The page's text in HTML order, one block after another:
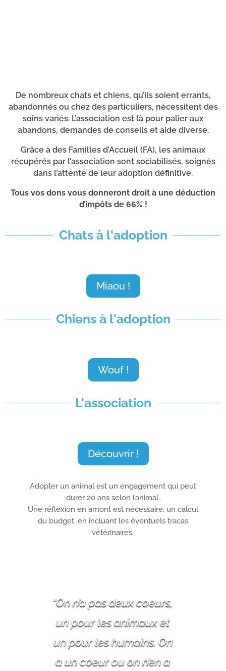
De nombreux chats et chiens, qu’ils soient errants,
abandonnés ou chez des particuliers, nécessitent des
soins variés. L’association est là pour palier aux
abandons, demandes de conseils et aide diverse.
Grâce à des Familles d’Accueil (FA), les animaux
récupérés par l’association sont sociabilisés, soignés
dans l’attente de leur adoption définitive.
Tous vos dons vous donneront droit à une déduction
d’impôts de 66% !
Chats à l'adoption
Miaou !
Chiens à l'adoption
Wouf !
L'association
Découvrir !
Adopter un animal est un engagement qui peut
durer 20 ans selon l’animal.
Une réflexion en amont est nécessaire, un calcul
du budget, en incluant les éventuels tracas
vétérinaires.
“On n’a pas deux coeurs,
un pour les animaux et
un pour les humains. On
a un coeur ou on n’en a